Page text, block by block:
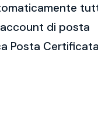
di posta
Posta Certificata